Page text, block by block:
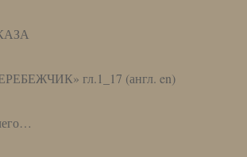
гл.1_17 (англ. en)